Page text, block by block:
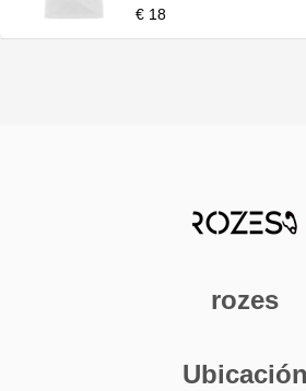
€ 18
rozes
Ubicación